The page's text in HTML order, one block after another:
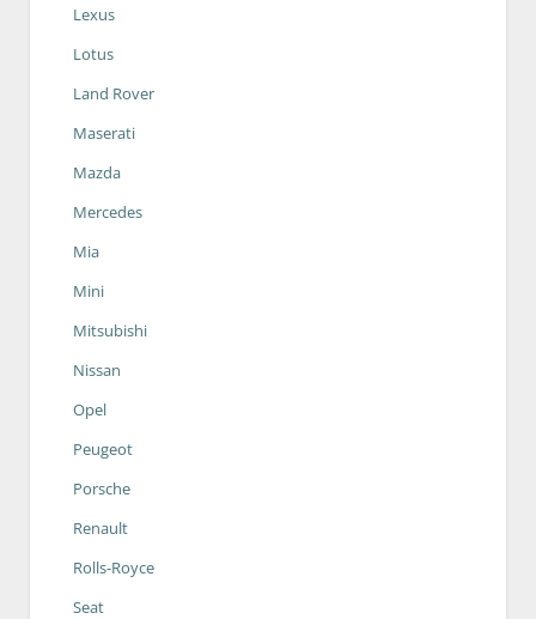
Lexus
Lotus
Land Rover
Maserati
Mazda
Mercedes
Mia
Mini
Mitsubishi
Nissan
Opel
Peugeot
Porsche
Renault
Rolls-Royce
Seat